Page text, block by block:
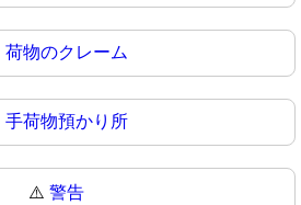
荷物のクレーム
手荷物預かり所
⚠️ 警告